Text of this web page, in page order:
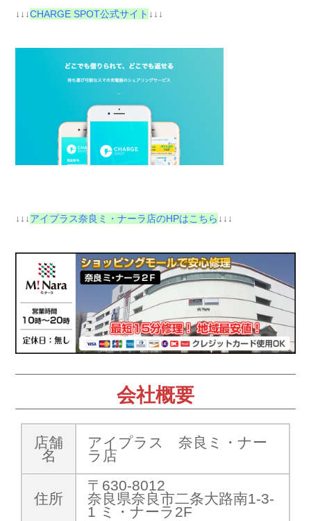
↓↓↓CHARGE SPOT公式サイト ↓↓↓
↓↓↓アイプラス奈良ミ・ナーラ店のHPはこちら ↓↓↓
会社概要
店舗
名
アイプラス 奈良ミ・ナー
ラ店
住所
〒630-8012
奈良県奈良市二条大路南1-3-
1 ミ・ナーラ2F